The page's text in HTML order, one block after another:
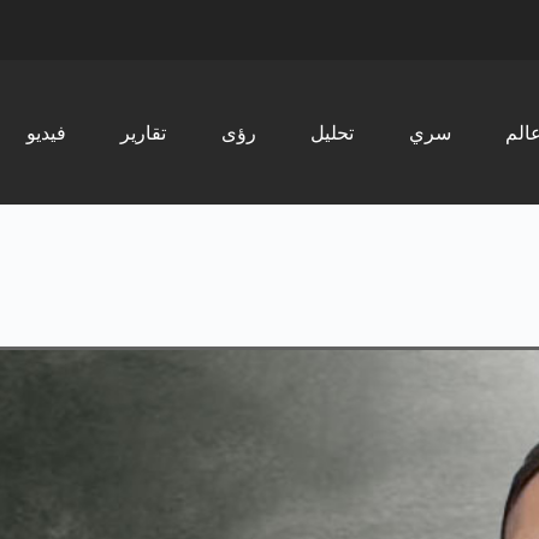
فیدیو تقارير رؤى تحليل سري